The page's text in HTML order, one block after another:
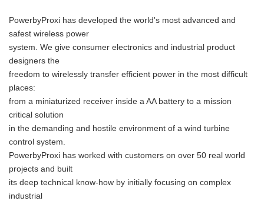
PowerbyProxi has developed the world's most advanced and
safest wireless power
system. We give consumer electronics and industrial product
designers the
freedom to wirelessly transfer efficient power in the most difficult
places:
from a miniaturized receiver inside a AA battery to a mission
critical solution
in the demanding and hostile environment of a wind turbine
control system.
PowerbyProxi has worked with customers on over 50 real world
projects and built
its deep technical know-how by initially focusing on complex
industrial